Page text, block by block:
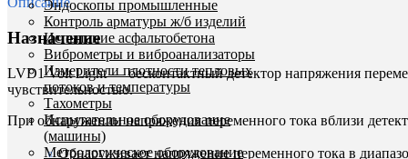
Эндоскопы промышленные
Контроль арматуры ж/б изделий
Испытание асфальтобетона
Виброметры и виброанализаторы
Измерители плотности тепловых
потоков и температуры
Тахометры
Испытательное оборудование
(машины)
Метрологическое оборудование
Назначение
LVD1 Volt Light — бесконтактный детектор напряжения
чувствительностью.
При обнаружении напряжения переменного тока вблизи
Обнаруживает напряжение переменного тока в